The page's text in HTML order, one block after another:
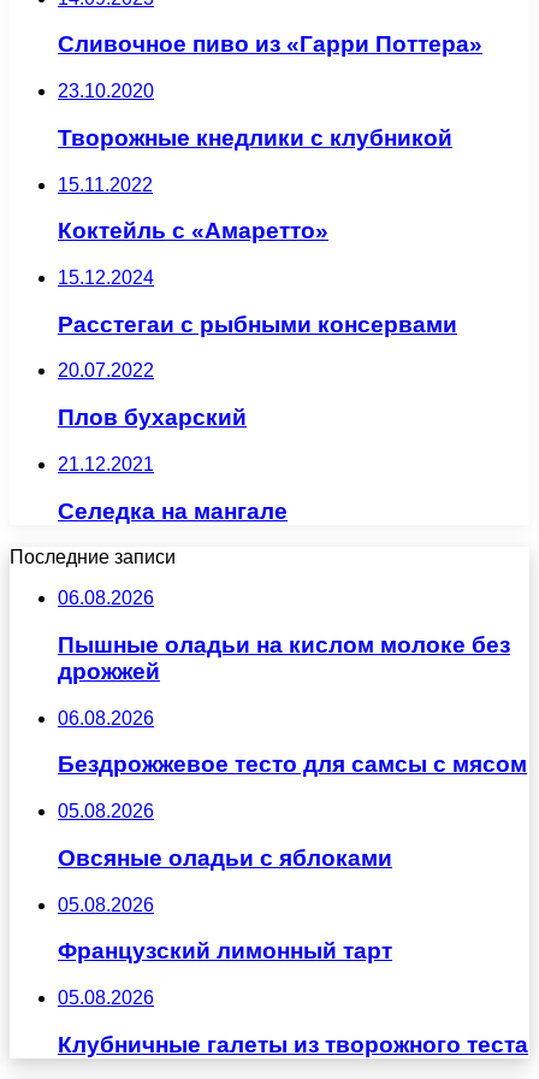
Сливочное пиво из «Гарри Поттера»
23.10.2020
Творожные кнедлики с клубникой
15.11.2022
Коктейль с «Амаретто»
15.12.2024
Расстегаи с рыбными консервами
20.07.2022
Плов бухарский
21.12.2021
Селедка на мангале
Последние записи
06.08.2026
Пышные оладьи на кислом молоке без
дрожжей
06.08.2026
Бездрожжевое тесто для самсы с мясом
05.08.2026
Овсяные оладьи с яблоками
05.08.2026
Французский лимонный тарт
05.08.2026
Клубничные галеты из творожного теста